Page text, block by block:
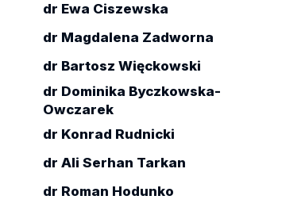
dr Ewa Ciszewska
dr Magdalena Zadworna
dr Bartosz Więckowski
dr Dominika Byczkowska-
Owczarek
dr Konrad Rudnicki
dr Ali Serhan Tarkan
dr Roman Hodunko